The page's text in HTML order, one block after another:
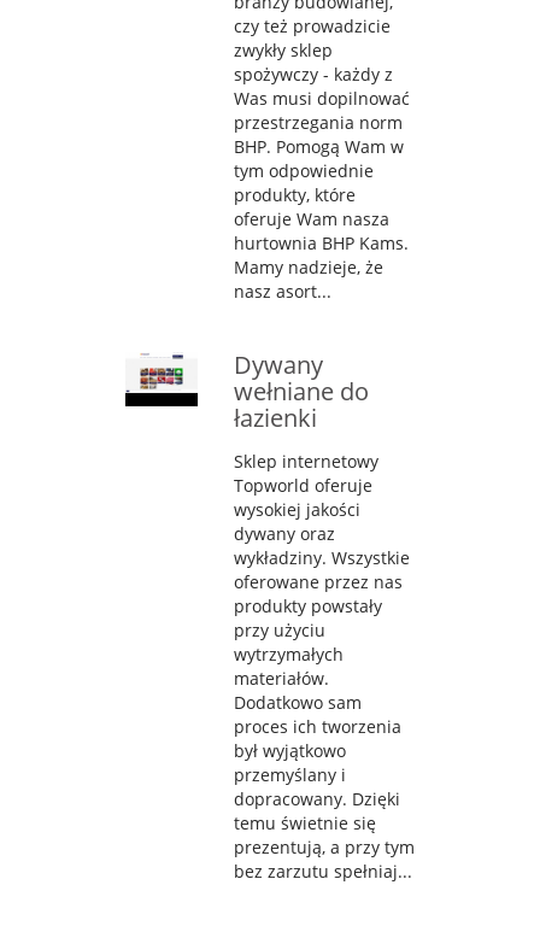
czy też prowadzicie
zwykły sklep
spożywczy - każdy z
Was musi dopilnować
przestrzegania norm
BHP. Pomogą Wam w
tym odpowiednie
produkty, które
oferuje Wam nasza
hurtownia BHP Kams.
Mamy nadzieje, że
nasz asort...
Dywany
wełniane do
łazienki
Sklep internetowy
Topworld oferuje
wysokiej jakości
dywany oraz
wykładziny. Wszystkie
oferowane przez nas
produkty powstały
przy użyciu
wytrzymałych
materiałów.
Dodatkowo sam
proces ich tworzenia
był wyjątkowo
przemyślany i
dopracowany. Dzięki
temu świetnie się
prezentują, a przy tym
bez zarzutu spełniaj...